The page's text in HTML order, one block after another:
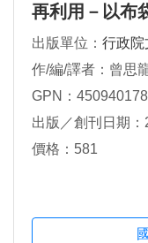
再利用－以布
出版單位： 行政院
作/編/譯者：曾思
GPN：
出版／創刊日期
價格：581